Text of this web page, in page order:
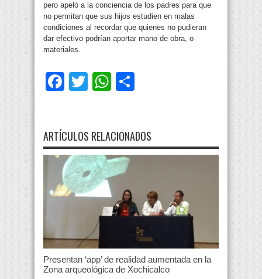
pero apeló a la conciencia de los padres para que
no permitan que sus hijos estudien en malas
condiciones al recordar que quienes no pudieran
dar efectivo podrían aportar mano de obra, o
materiales.
Facebook
TwitterWhatsApp
ARTÍCULOS RELACIONADOS
Presentan ‘app’ de realidad aumentada en la
Zona arqueológica de Xochicalco